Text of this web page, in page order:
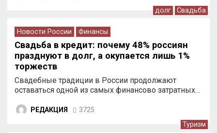
долг Свадьба
Новости России Финансы
Свадьба в кредит: почему 48% россиян
празднуют в долг, а окупается лишь 1%
торжеств
Свадебные традиции в России продолжают
оставаться одной из самых финансово затратных…
РЕДАКЦИЯ 3725
Туризм